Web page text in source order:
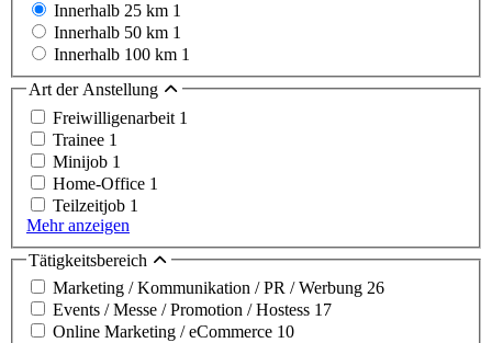
Innerhalb 25 km 1
Innerhalb 50 km 1
Innerhalb 100 km 1
Art der Anstellung
Freiwilligenarbeit 1
Trainee 1
Minijob 1
Home-Office 1
Teilzeitjob 1
Mehr anzeigen
Tätigkeitsbereich
Marketing / Kommunikation / PR / Werbung 26
Events / Messe / Promotion / Hostess 17
Online Marketing / eCommerce 10